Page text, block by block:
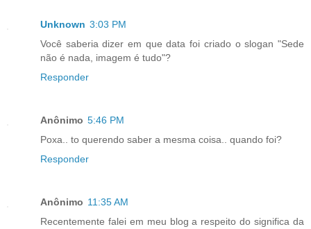
Unknown 3:03 PM
Você saberia dizer em que data foi criado o slogan "Sede
não é nada, imagem é tudo"?
Responder
Anônimo 5:46 PM
Poxa.. to querendo saber a mesma coisa.. quando foi?
Responder
Anônimo 11:35 AM
Recentemente falei em meu blog a respeito do significa da